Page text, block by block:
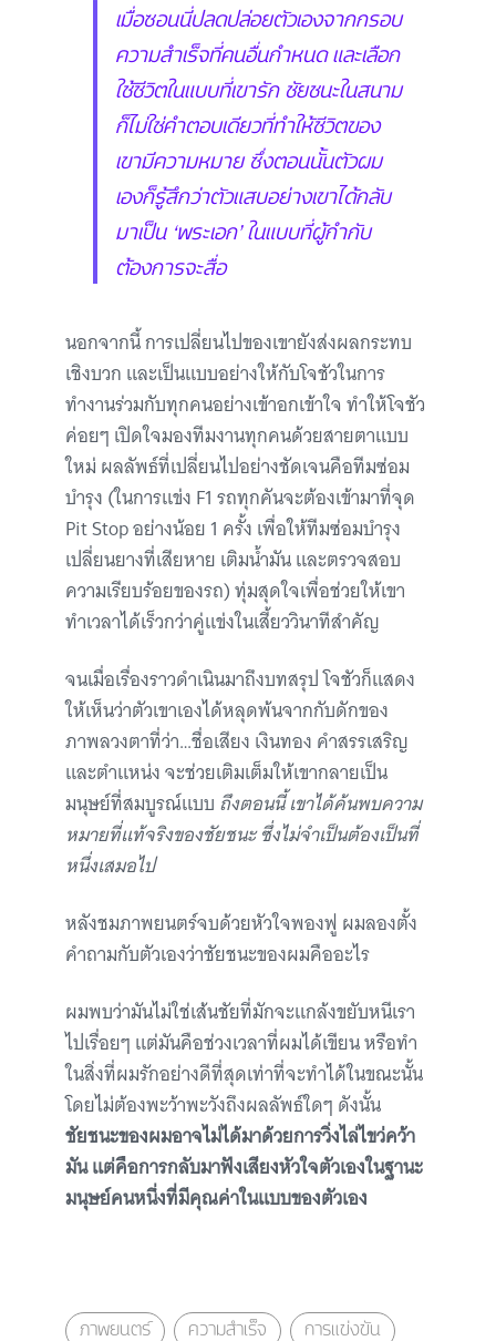
เมื่อซอนนี่ปลดปล่อยตัวเองจากกรอบ
ความสำเร็จที่คนอื่นกำหนด และเลือก
ใช้ชีวิตในแบบที่เขารัก ชัยชนะในสนาม
ก็ไม่ใช่คำตอบเดียวที่ทำให้ชีวิตของ
เขามีความหมาย ซึ่งตอนนั้นตัวผม
เองก็รู้สึกว่าตัวแสบอย่างเขาได้กลับ
มาเป็น ‘พระเอก’ ในแบบที่ผู้กำกับ
ต้องการจะสื่อ
นอกจากนี้ การเปลี่ยนไปของเขายังส่งผลกระทบ
เชิงบวก และเป็นแบบอย่างให้กับโจชัวในการ
ทำงานร่วมกับทุกคนอย่างเข้าอกเข้าใจ ทำให้โจชัว
ค่อยๆ เปิดใจมองทีมงานทุกคนด้วยสายตาแบบ
ใหม่ ผลลัพธ์ที่เปลี่ยนไปอย่างชัดเจนคือทีมซ่อม
บำรุง (ในการแข่ง F1 รถทุกคันจะต้องเข้ามาที่จุด
Pit Stop อย่างน้อย 1 ครั้ง เพื่อให้ทีมซ่อมบำรุง
เปลี่ยนยางที่เสียหาย เติมน้ำมัน และตรวจสอบ
ความเรียบร้อยของรถ) ทุ่มสุดใจเพื่อช่วยให้เขา
ทำเวลาได้เร็วกว่าคู่แข่งในเสี้ยววินาทีสำคัญ
จนเมื่อเรื่องราวดำเนินมาถึงบทสรุป โจชัวก็แสดง
ให้เห็นว่าตัวเขาเองได้หลุดพ้นจากกับดักของ
ภาพลวงตาที่ว่า…ชื่อเสียง เงินทอง คำสรรเสริญ
และตำแหน่ง จะช่วยเติมเต็มให้เขากลายเป็น
มนุษย์ที่สมบูรณ์แบบ ถึงตอนนี้ เขาได้ค้นพบความ
หมายที่แท้จริงของชัยชนะ ซึ่งไม่จำเป็นต้องเป็นที่
หนึ่งเสมอไป
หลังชมภาพยนตร์จบด้วยหัวใจพองฟู ผมลองตั้ง
คำถามกับตัวเองว่าชัยชนะของผมคืออะไร
ผมพบว่ามันไม่ใช่เส้นชัยที่มักจะแกล้งขยับหนีเรา
ไปเรื่อยๆ แต่มันคือช่วงเวลาที่ผมได้เขียน หรือทำ
ในสิ่งที่ผมรักอย่างดีที่สุดเท่าที่จะทำได้ในขณะนั้น
โดยไม่ต้องพะว้าพะวังถึงผลลัพธ์ใดๆ ดังนั้น
ชัยชนะของผมอาจไม่ได้มาด้วยการวิ่งไล่ไขว่คว้า
มัน แต่คือการกลับมาฟังเสียงหัวใจตัวเองในฐานะ
มนุษย์คนหนึ่งที่มีคุณค่าในแบบของตัวเอง
ภาพยนตร์ ความสำเร็จ การแข่งขัน